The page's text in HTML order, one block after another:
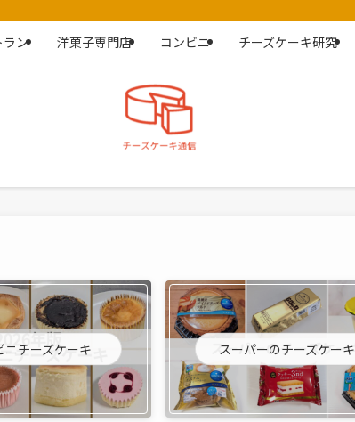
ラン 洋菓子専門店 コンビニ チーズケーキ研究
ニチーズケーキ スーパーのチーズケーキ